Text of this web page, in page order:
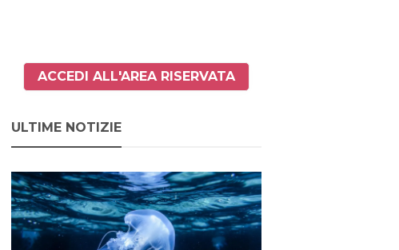
ACCEDI ALL'AREA RISERVATA
ULTIME NOTIZIE